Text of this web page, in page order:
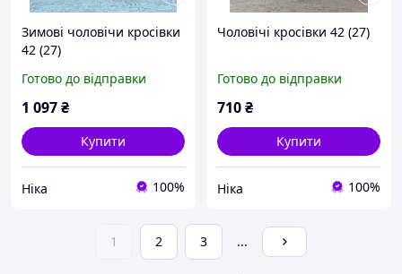
Зимові чоловічи кросівки
42 (27)
Готово до відправки
1 097₴
Купити
Ніка 100%
Чоловічі кросівки 42 (27)
Готово до відправки
710₴
Купити
Ніка 100%
1 2 3 ...